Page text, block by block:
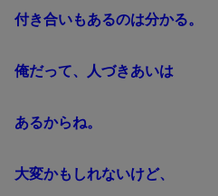
付き合いもあるのは分かる。
俺だって、人づきあいは
あるからね。
大変かもしれないけど、